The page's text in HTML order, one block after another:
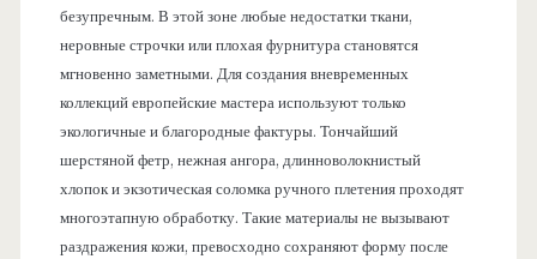
безупречным. В этой зоне любые недостатки ткани,
неровные строчки или плохая фурнитура становятся
мгновенно заметными. Для создания вневременных
коллекций европейские мастера используют только
экологичные и благородные фактуры. Тончайший
шерстяной фетр, нежная ангора, длинноволокнистый
хлопок и экзотическая соломка ручного плетения проходят
многоэтапную обработку. Такие материалы не вызывают
раздражения кожи, превосходно сохраняют форму после